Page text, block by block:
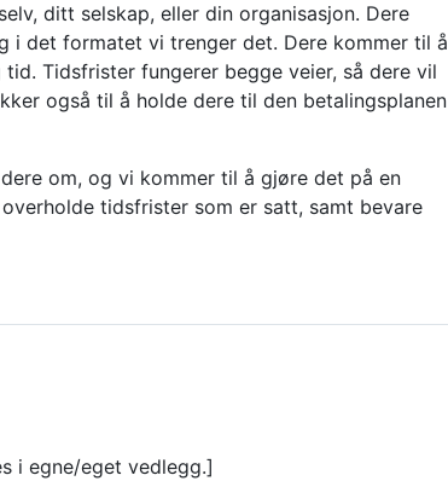
ditt selskap, eller din organisasjon. Dere
i det formatet vi trenger det. Dere kommer til å
Tidsfrister fungerer begge veier, så dere vil
også til å holde dere til den betalingsplanen
om, og vi kommer til å gjøre det på en
tidsfrister som er satt, samt bevare
i egne/eget vedlegg.]